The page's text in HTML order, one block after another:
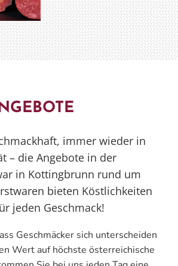
immer wieder in
– die Angebote in der
in Kottingbrunn rund um
bieten Köstlichkeiten
jeden Geschmack!
Ge­schmä­cker sich un­ter­schei­den
Wert auf höchs­te ös­ter­rei­chi­sche